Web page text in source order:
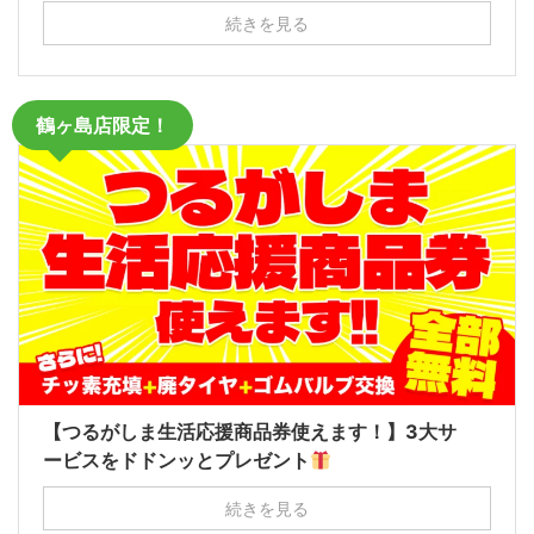
続きを見る
鶴ヶ島店限定！
【つるがしま生活応援商品券使えます！】3大サ
ービスをドドンッとプレゼント
続きを見る